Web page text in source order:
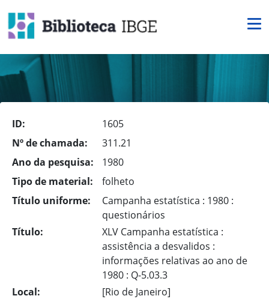
ID:
1605
Nº de chamada:
311.21
Ano da pesquisa:
1980
Tipo de material:
folheto
Título uniforme:
Campanha estatística : 1980 :
questionários
Título:
XLV Campanha estatística :
assistência a desvalidos :
informações relativas ao ano de
1980 : Q-5.03.3
Local:
[Rio de Janeiro]